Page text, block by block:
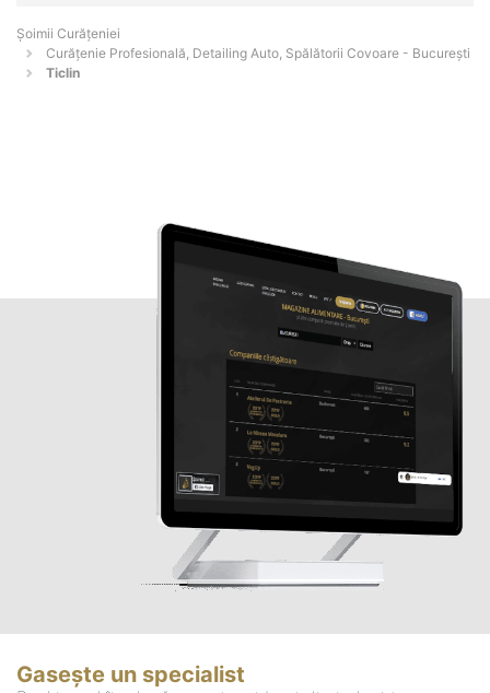
Șoimii Curățeniei
Curățenie Profesională, Detailing Auto, Spălătorii Covoare - Bucureşti
Ticlin
Gasește un specialist